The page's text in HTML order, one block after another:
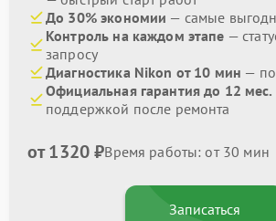
До 30% экономии — самые
Контроль на каждом этапе —
запросу
Диагностика Nikon от 10 мин —
Официальная гарантия до 12 мес.
поддержкой после ремонта
от 1320 ₽Время работы: от 30 мин
Записаться